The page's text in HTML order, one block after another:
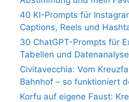
40 KI-Prompts für
Captions, Reels und
30 ChatGPT-Prompts für
Tabellen und Datenanalyse
Civitavecchia: Vom
Bahnhof – so funktioniert
Korfu auf eigene Faust: